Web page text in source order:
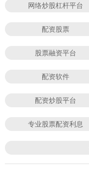
网络炒股杠杆平台
配资股票
股票融资平台
配资软件
配资炒股平台
专业股票配资利息